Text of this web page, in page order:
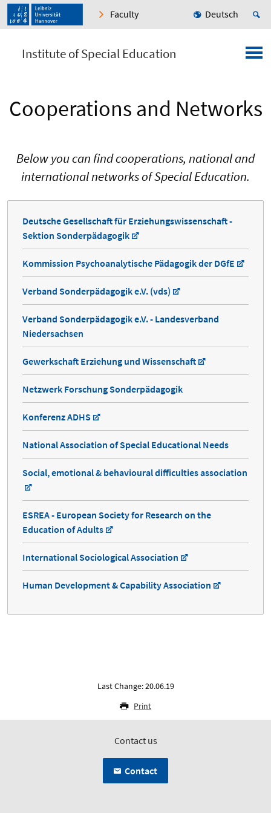
Faculty Deutsch
Institute of Special Education
Cooperations and Networks
Below you can find cooperations, nationaland
international networks of Special Education.
Deutsche Gesellschaft für Erziehungswissenschaft -
Sektion Sonderpädagogik
Kommission Psychoanalytische Pädagogik der DGfE
Verband Sonderpädagogik e.V. (vds)
Verband Sonderpädagogik e.V. - Landesverband
Niedersachsen
Gewerkschaft Erziehung und Wissenschaft
Netzwerk Forschung Sonderpädagogik
Konferenz ADHS
National Association of Special Educational Needs
Social, emotional & behavioural difficulties association
ESREA - European Society for Research on the
Education of Adults
International Sociological Association
Human Development & Capability Association
Last Change: 20.06.19
Print
Contact us
Contact